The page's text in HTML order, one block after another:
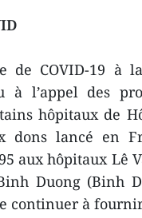
de COVID-19 à
à l’appel des
hôpitaux de
dons lancé en
aux hôpitaux Lê
Duong (Binh
continuer à